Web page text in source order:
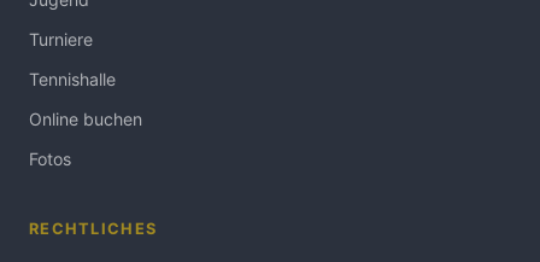
Turniere
Tennishalle
Online buchen
Fotos
RECHTLICHES